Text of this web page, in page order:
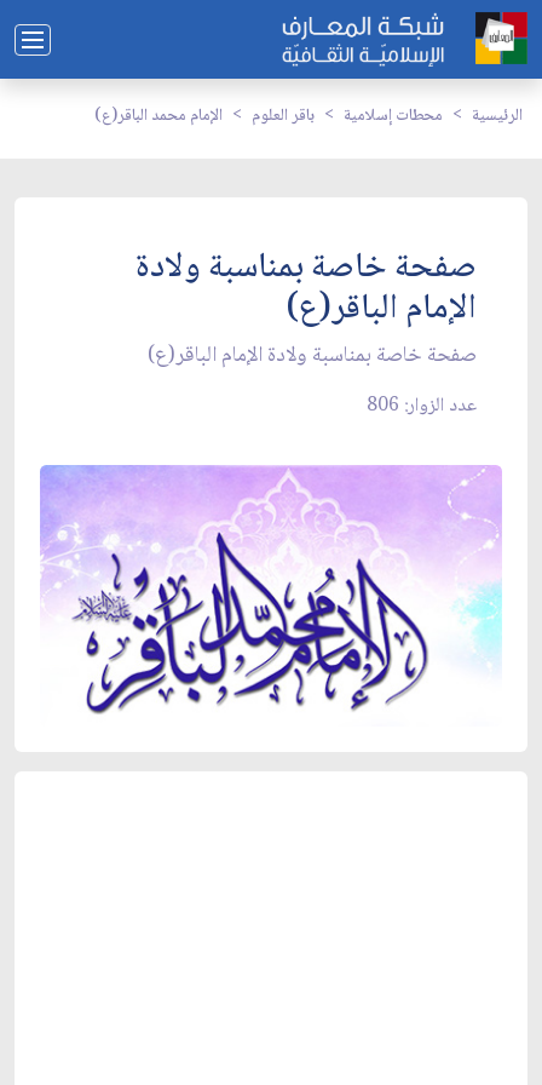
الرئيسية محطات إسلامية باقر العلوم الإمام محمد الباقر(ع)
صفحة خاصة بمناسبة ولادة
الإمام الباقر(ع)
صفحة خاصة بمناسبة ولادة الإمام الباقر(ع)
عدد الزوار: 806